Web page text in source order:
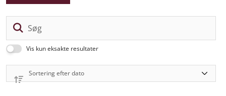
Vis kun eksakte resultater